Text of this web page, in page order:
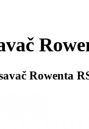
Rowenta